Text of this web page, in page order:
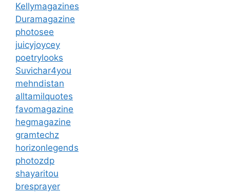
Kellymagazines
Duramagazine
photosee
juicyjoycey
poetrylooks
Suvichar4you
mehndistan
alltamilquotes
favomagazine
hegmagazine
gramtechz
horizonlegends
photozdp
shayaritou
bresprayer